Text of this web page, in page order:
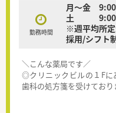
勤務時間
月～金
土 9:00
※週平均所
採用/シフト
＼こんな薬局です／
◎クリニックビルの１Fにあ
歯科の処方箋を受けており